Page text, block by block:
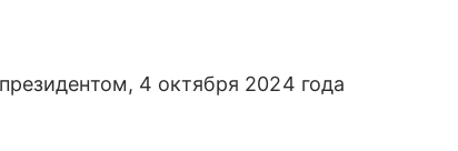
4 октября 2024 года